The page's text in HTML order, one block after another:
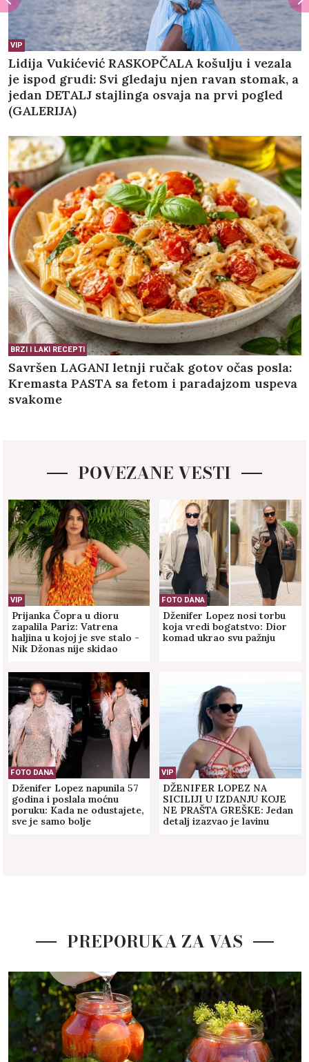
VIP
Lidija Vukićević RASKOPČALA košulju i vezala
je ispod grudi: Svi gledaju njen ravan stomak, a
jedan DETALJ stajlinga osvaja na prvi pogled
(GALERIJA)
BRZI I LAKI RECEPTI
Savršen LAGANI letnji ručak gotov očas posla:
Kremasta PASTA sa fetom i paradajzom uspeva
svakome
POVEZANE VESTI
VIP
Prijanka Čopra u dioru
zapalila Pariz: Vatrena
haljina u kojoj je sve stalo -
Nik Džonas nije skidao
FOTO DANA
Dženifer Lopez nosi torbu
koja vredi bogatstvo: Dior
komad ukrao svu pažnju
FOTO DANA
Dženifer Lopez napunila 57
godina i poslala moćnu
poruku: Kada ne odustajete,
sve je samo bolje
VIP
DŽENIFER LOPEZ NA
SICILIJI U IZDANJU KOJE
NE PRAŠTA GREŠKE: Jedan
detalj izazvao je lavinu
PREPORUKA ZA VAS